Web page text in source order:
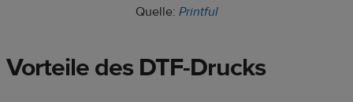
Quelle: Printful
Vorteile des DTF-Drucks